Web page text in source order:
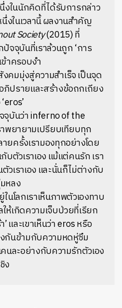
งในนักคิดที่ได้รับการกล่าว
ในเวลานี้ ผลงานสำคัญ
Society(2015) ที่
จจุบันที่เราล้วนถูก ‘การ
ข้าครอบงำ
คมมุ่งสู่ความสำเร็จ เป็นจุด
ภิปรายและสร้างข้อถกเถียง
จุบันว่า inferno of the
าพยายามเปรียบเทียบทุก
ยครั้งเรามองทุกอย่างโดย
บตัวเราเอง แม้แต่คนรัก เรา
วเราเอง และนั่นก็ไม่ต่างกับ
หลง
นโลกเราเห็นภาพตัวเองทาบ
ห้เกิดความเจ็บป่วยที่เรียก
และเขาเห็นว่า eros หรือ
กันข้ามกับความหดหู่ซึม
นละอย่างกับความรักตัวเอง
ง